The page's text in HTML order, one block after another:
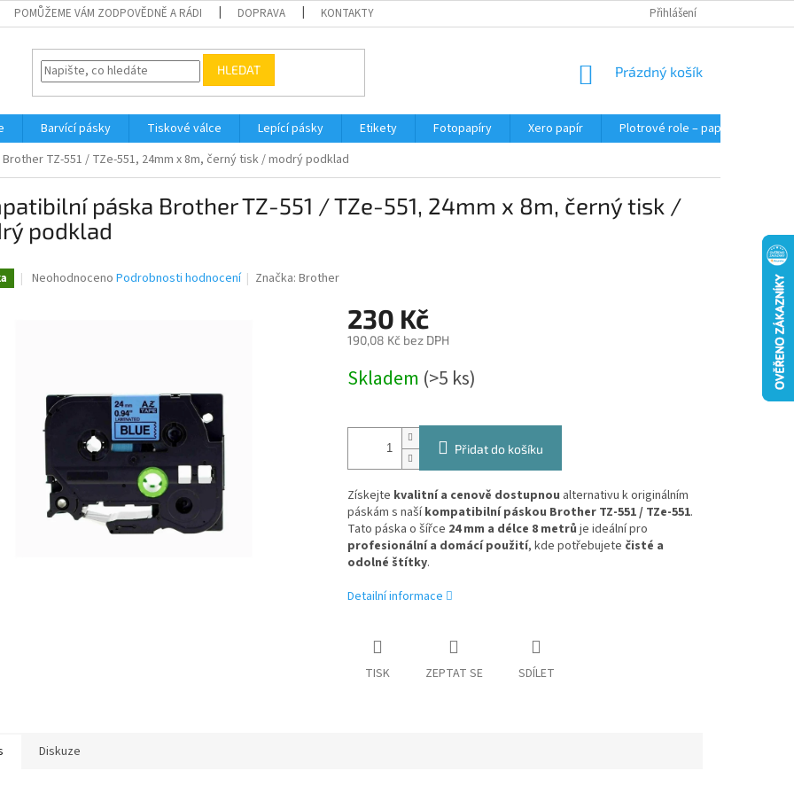
POMŮŽEME VÁM ZODPOVĚDNĚ A RÁDI DOPRAVA KONTAKTY Přihlášení
HLEDAT
NÁKUPNÍ
Prázdný košík
Barvící pásky Tiskové válce Lepící pásky Etikety Fotopapíry Xero papír
Plotrové role – papír do plotru
TZ-551 / TZe-551, 24mm x 8m, černý tisk / modrý podklad
páska Brother TZ-551 / TZe-551, 24mm x 8m, černý tisk /
podklad
Průměrné
hvězdiček.
Neohodnoceno Podrobnosti hodnocení Značka:Brother
230 Kč
190,08 Kč bez DPH
cena:
Skladem (>5 ks)
Přidat do košíku
Získejte kvalitní a cenově dostupnou alternativu k originálním
páskám s našíkompatibilní páskou Brother TZ-551 / TZe-551.
Tato páska o šířce 24 mm a délce 8 metrů je ideální pro
profesionální a domácí použití, kde potřebujete čisté a
odolné štítky.
Detailní informace
TISK ZEPTAT SE SDÍLET
Diskuze